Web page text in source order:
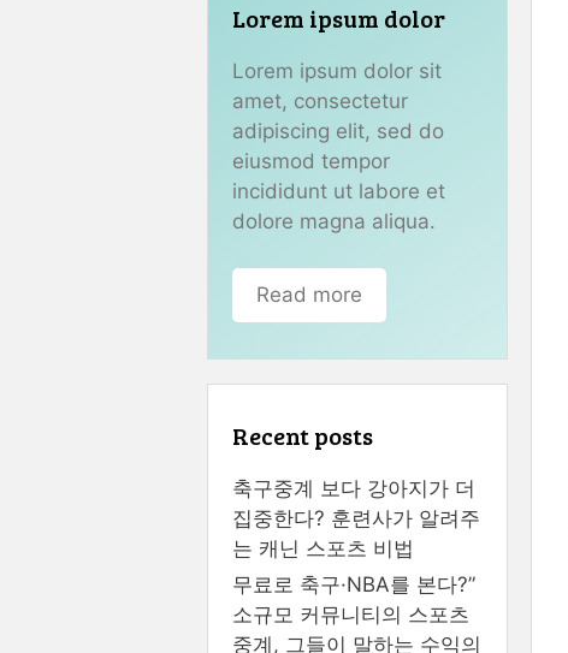
Lorem ipsum dolor
Lorem ipsum dolor sit
amet, consectetur
adipiscing elit, sed do
eiusmod tempor
incididunt ut labore et
dolore magna aliqua.
Read more
Recent posts
축구중계 보다 강아지가 더
집중한다? 훈련사가 알려주
는 캐닌 스포츠 비법
무료로 축구·NBA를 본다?”
소규모 커뮤니티의 스포츠
중계, 그들이 말하는 수익의